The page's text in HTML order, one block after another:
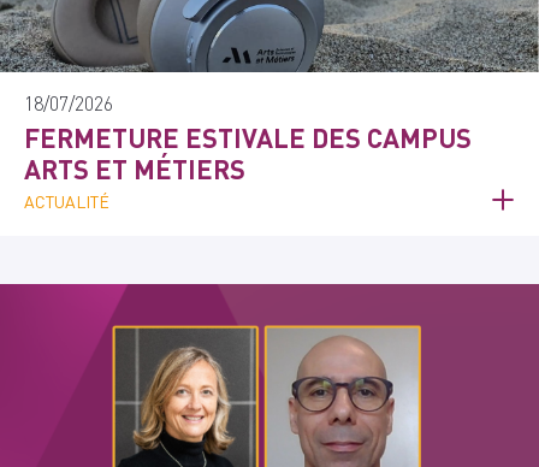
18/07/2026
FERMETURE ESTIVALE DES CAMPUS
ARTS ET MÉTIERS
ACTUALITÉ